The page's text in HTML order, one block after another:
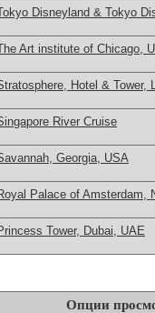
Disneyland & Tokyo
Art institute of Chicago,
Hotel & Tower,
River Cruise
Georgia, USA
Palace of Amsterdam,
Tower, Dubai, UAE
Опции